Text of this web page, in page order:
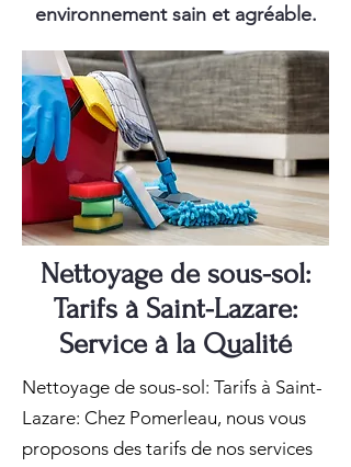
environnement sain et agréable.
Nettoyage de sous-sol:
Tarifs à Saint-Lazare:
Service à la Qualité
Nettoyage de sous-sol: Tarifs à Saint-
Lazare: Chez Pomerleau, nous vous
proposons des tarifs de nos services